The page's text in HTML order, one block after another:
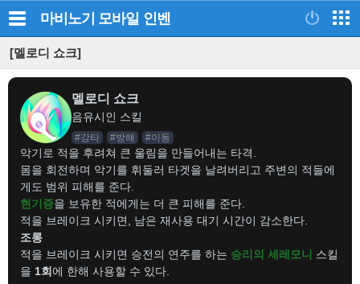
마비노기 모바일 인벤
[멜로디 쇼크]
멜로디 쇼크
음유시인 스킬
#강타 #방해 #이동
악기로 적을 후려쳐 큰 울림을 만들어내는 타격.
몸을 회전하며 악기를 휘둘러 타겟을 날려버리고 주변의 적들에
게도 범위 피해를 준다.
현기증을 보유한 적에게는 더 큰 피해를 준다.
적을 브레이크 시키면, 남은 재사용 대기 시간이 감소한다.
조롱
적을 브레이크 시키면 승전의 연주를 하는 승리의 세레모니 스킬
을 1회에 한해 사용할 수 있다.